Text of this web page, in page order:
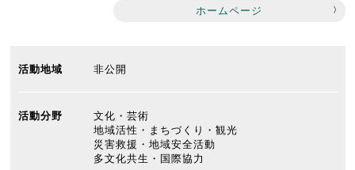
ホームページ
活動地域 非公開
活動分野
文化・芸術
地域活性・まちづくり・観光
災害救援・地域安全活動
多文化共生・国際協力